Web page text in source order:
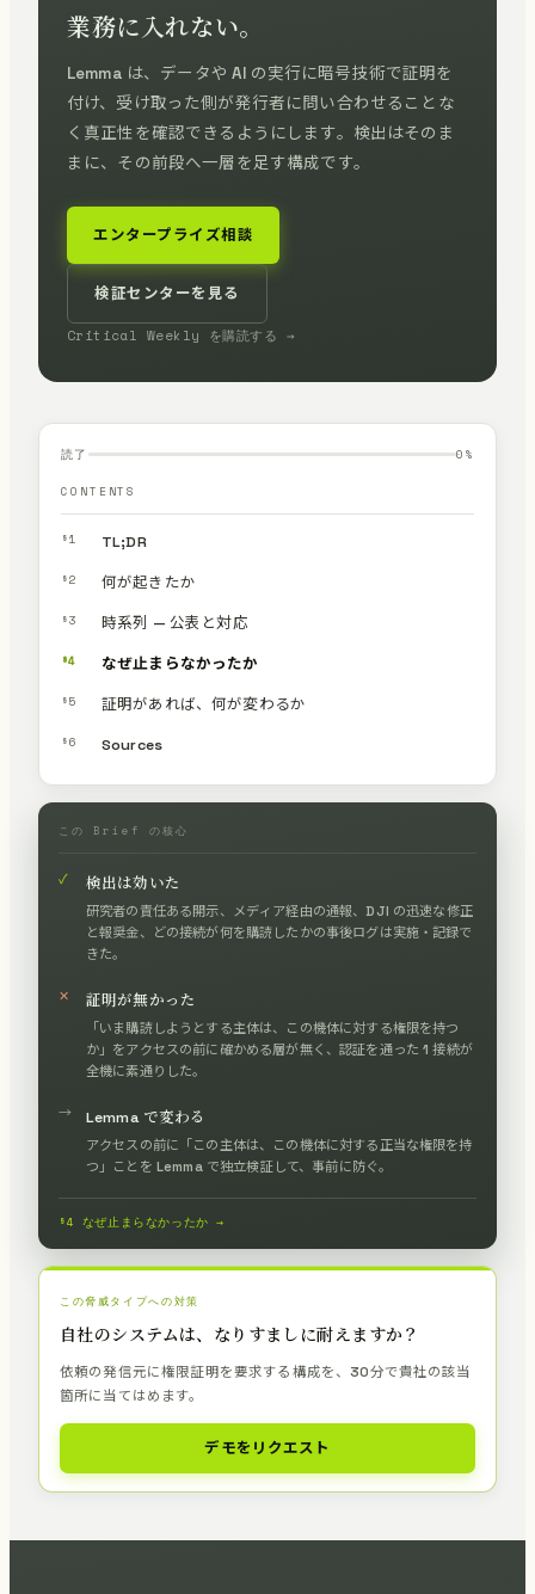
業務に入れない。
Lemma は、データや AI の実行に暗号技術で証明を
付け、受け取った側が発行者に問い合わせることな
く真正性を確認できるようにします。検出はそのま
まに、その前段へ一層を足す構成です。
エンタープライズ相談
検証センターを見る
Critical Weekly を購読する →
読了 0 %
CONTENTS
§1 TL;DR
§2 何が起きたか
§3 時系列 — 公表と対応
§4 なぜ止まらなかったか
§5 証明があれば、何が変わるか
§6 Sources
この Brief の核心
✓ 検出は効いた
研究者の責任ある開示、メディア経由の通報、DJI の迅速な修正
と報奨金、どの接続が何を購読したかの事後ログは実施・記録で
きた。
✕ 証明が無かった
「いま購読しようとする主体は、この機体に対する権限を持つ
か」をアクセスの前に確かめる層が無く、認証を通った 1 接続が
全機に素通りした。
→ Lemma で変わる
アクセスの前に「この主体は、この機体に対する正当な権限を持
つ」ことを Lemma で独立検証して、事前に防ぐ。
§4 なぜ止まらなかったか →
この脅威タイプへの対策
自社のシステムは、なりすましに耐えますか？
依頼の発信元に権限証明を要求する構成を、30分で貴社の該当
箇所に当てはめます。
デモをリクエスト